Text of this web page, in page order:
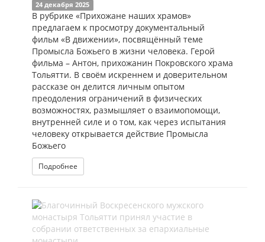
24 декабря 2025
В рубрике «Прихожане наших храмов»
предлагаем к просмотру документальный
фильм «В движении», посвящённый теме
Промысла Божьего в жизни человека. Герой
фильма – Антон, прихожанин Покровского храма
Тольятти. В своём искреннем и доверительном
рассказе он делится личным опытом
преодоления ограничений в физических
возможностях, размышляет о взаимопомощи,
внутренней силе и о том, как через испытания
человеку открывается действие Промысла
Божьего
Подробнее